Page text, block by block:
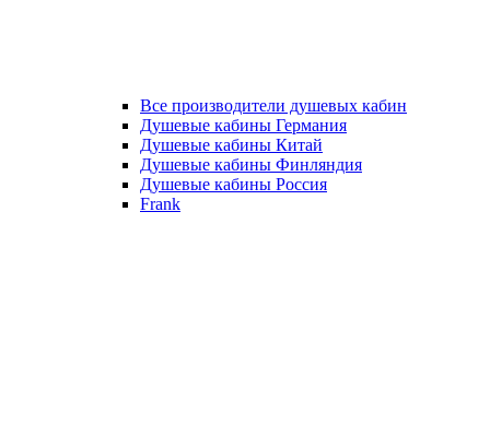
Все производители душевых кабин
Душевые кабины Германия
Душевые кабины Китай
Душевые кабины Финляндия
Душевые кабины Россия
Frank